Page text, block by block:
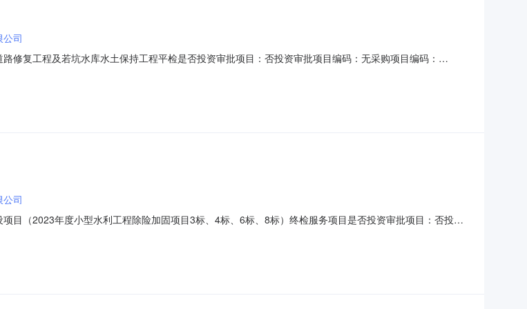
司
修复工程及若坑水库水土保持工程平检是否投资审批项目：否投资审批项目编码：无采购项目编码：
程及若坑水库水土保持工程平检。服务要求：（1）具备独立法人资格，具有水利工程质量检测单位资质
司
目（2023年度小型水利工程除险加固项目3标、4标、6标、8标）终检服务项目是否投资审批项目：否投资
险加固项目3标、4标、6标、8标）全过程终检服务洽谈时间：3（个工作日）签订合同时间：7（个工